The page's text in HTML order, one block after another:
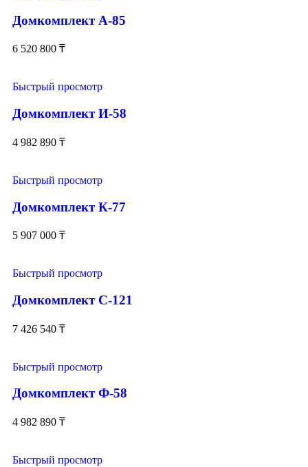
Домкомплект А-85
6 520 800 ₸
Быстрый просмотр
Домкомплект И-58
4 982 890 ₸
Быстрый просмотр
Домкомплект К-77
5 907 000 ₸
Быстрый просмотр
Домкомплект С-121
7 426 540 ₸
Быстрый просмотр
Домкомплект Ф-58
4 982 890 ₸
Быстрый просмотр